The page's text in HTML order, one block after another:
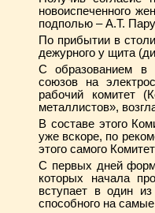
новоиспеченного
подполью – А.Т.
По прибытии в
дежурного у щита
С образованием в
союзов на
рабочий комитет
металлистов»,
В составе этого
уже вскоре, по
этого самого
С первых дней
которых начала
вступает в один
способного на